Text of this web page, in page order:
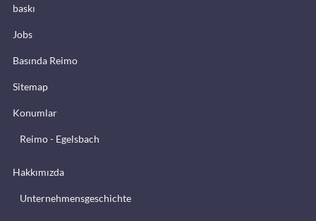
baskı
Jobs
Basında Reimo
Sitemap
Konumlar
Reimo - Egelsbach
Hakkımızda
Unternehmensgeschichte